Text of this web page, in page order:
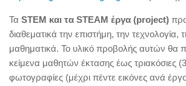
Τα STEM και τα STEAM έργα (project)
διαθεματικά την επιστήμη, την τεχνολογία,
μαθηματικά. Το υλικό προβολής αυτών θα
κείμενα μαθητών έκτασης έως τριακόσιες
φωτογραφίες (μέχρι πέντε εικόνες ανά